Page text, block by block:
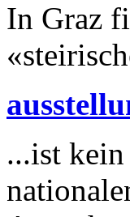
In Graz
...ist